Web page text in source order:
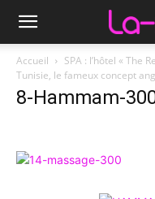
Accueil
SPA : l’hôtel « The
Tunisie, le fameux concept
8-Hammam-